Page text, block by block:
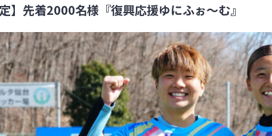
】先着2000名様『復興応援ゆにふぉ～む』